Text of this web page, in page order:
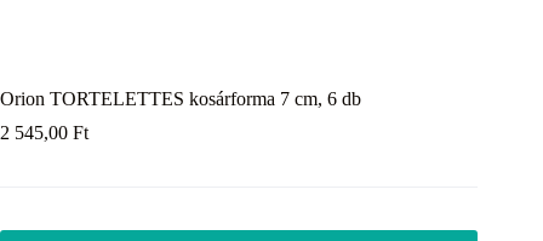
Orion TORTELETTES kosárforma 7 cm, 6 db
2 545,00 Ft